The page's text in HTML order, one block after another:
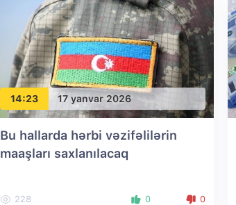
14:23 17 yanvar 2026
Bu hallarda hərbi vəzifəlilərin
maaşları saxlanılacaq
228 0 0